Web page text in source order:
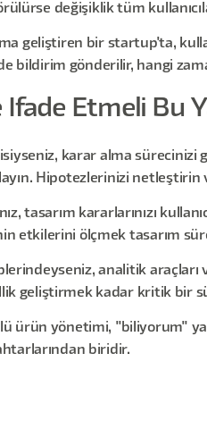
değişiklik tüm
geliştiren bir startup'ta,
bildirim gönderilir, hangi
Ifade Etmeli Bu
karar alma sürecinizi
Hipotezlerinizi
tasarım kararlarınızı
etkilerini ölçmek tasarım
analitik
geliştirmek kadar kritik bir
ürün yönetimi, "biliyorum"
biridir.